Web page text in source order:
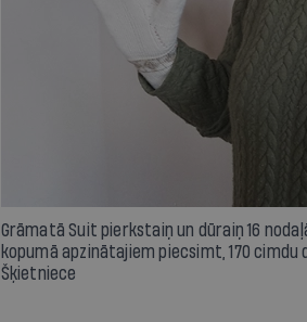
Grāmatā Suit pierkstaiņ un dūraiņ 16
kopumā apzinātajiem piecsimt, 170
Šķietniece